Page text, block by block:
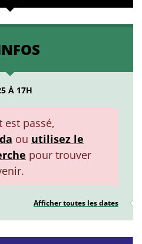
À 17H
est passé,
ou utilisez le
pour trouver
Afficher toutes les dates